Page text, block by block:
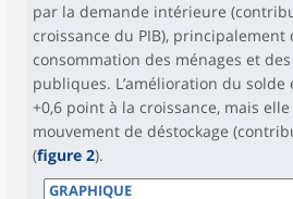
par la demande intérieure
croissance du PIB), principalement
consommation des ménages et
publiques. L’amélioration du
+0,6 point à la croissance, mais
mouvement de déstockage
(figure 2).